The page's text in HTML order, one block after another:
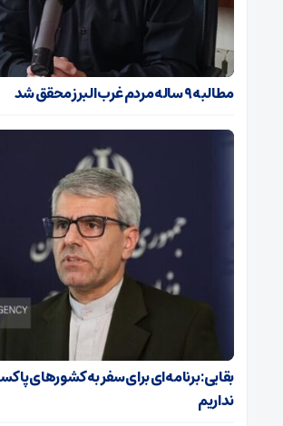
مطالبه ۹ ساله مردم غرب البرز محقق شد
بقایی: برنامه‌ای برای سفر به کشورهای
نداریم